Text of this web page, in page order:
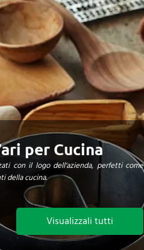
per Cucina
con il logo dell'azienda, perfetti come
della cucina.
Visualizzali tutti